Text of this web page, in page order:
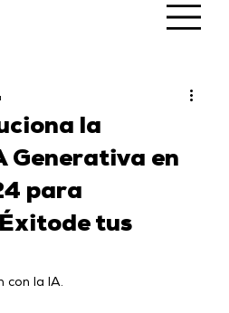
la
Generativa en
para
tus
con la IA.